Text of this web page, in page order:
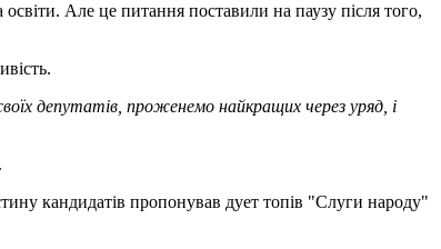
Але це питання поставили на паузу після того,
депутатів, проженемо найкращих через уряд, і
кандидатів пропонував дует топів "Слуги народу"